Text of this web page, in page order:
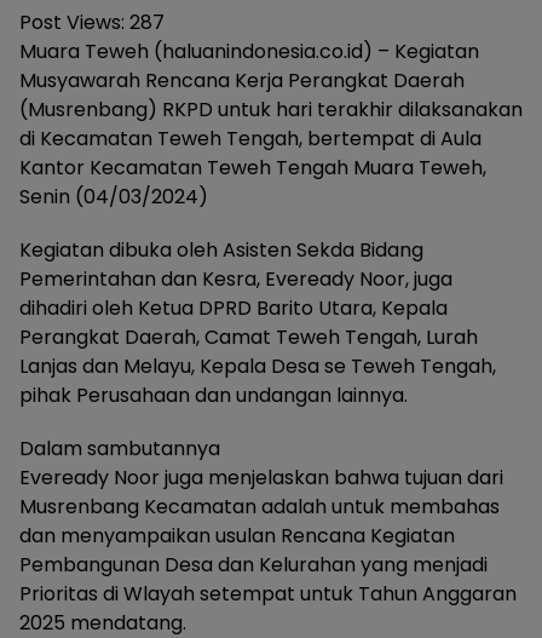
Post Views: 287
Muara Teweh (haluanindonesia.co.id) – Kegiatan
Musyawarah Rencana Kerja Perangkat Daerah
(Musrenbang) RKPD untuk hari terakhir dilaksanakan
di Kecamatan Teweh Tengah, bertempat di Aula
Kantor Kecamatan Teweh Tengah Muara Teweh,
Senin (04/03/2024)
Kegiatan dibuka oleh Asisten Sekda Bidang
Pemerintahan dan Kesra, Eveready Noor, juga
dihadiri oleh Ketua DPRD Barito Utara, Kepala
Perangkat Daerah, Camat Teweh Tengah, Lurah
Lanjas dan Melayu, Kepala Desa se Teweh Tengah,
pihak Perusahaan dan undangan lainnya.
Dalam sambutannya
Eveready Noor juga menjelaskan bahwa tujuan dari
Musrenbang Kecamatan adalah untuk membahas
dan menyampaikan usulan Rencana Kegiatan
Pembangunan Desa dan Kelurahan yang menjadi
Prioritas di Wlayah setempat untuk Tahun Anggaran
2025 mendatang.